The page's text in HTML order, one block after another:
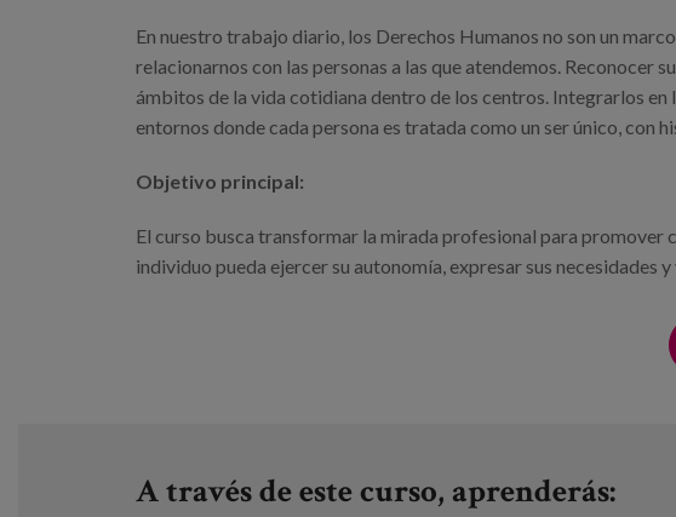
En nuestro trabajo diario, los Derechos Humanos no son un
relacionarnos con las personas a las que atendemos.
ámbitos de la vida cotidiana dentro de los centros. Integrarlos
entornos donde cada persona es tratada como un ser único,
Objetivo principal:
El curso busca transformar la mirada profesional para promover
individuo pueda ejercer su autonomía, expresar sus necesidades
A través de este curso, aprenderás: